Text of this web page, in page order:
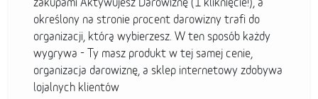
określony na stronie procent darowizny trafi do
organizacji, którą wybierzesz. W ten sposób każdy
wygrywa - Ty masz produkt w tej samej cenie,
organizacja darowiznę, a sklep internetowy zdobywa
lojalnych klientów